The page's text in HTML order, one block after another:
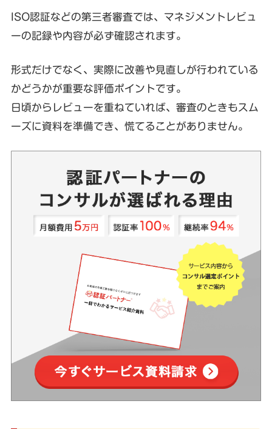
ISO認証などの第三者審査では、マネジメントレビュ
ーの記録や内容が必ず確認されます。
形式だけでなく、実際に改善や見直しが行われている
かどうかが重要な評価ポイントです。
日頃からレビューを重ねていれば、審査のときもスム
ーズに資料を準備でき、慌てることがありません。